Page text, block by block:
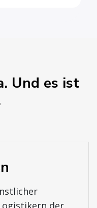
Und es ist
der